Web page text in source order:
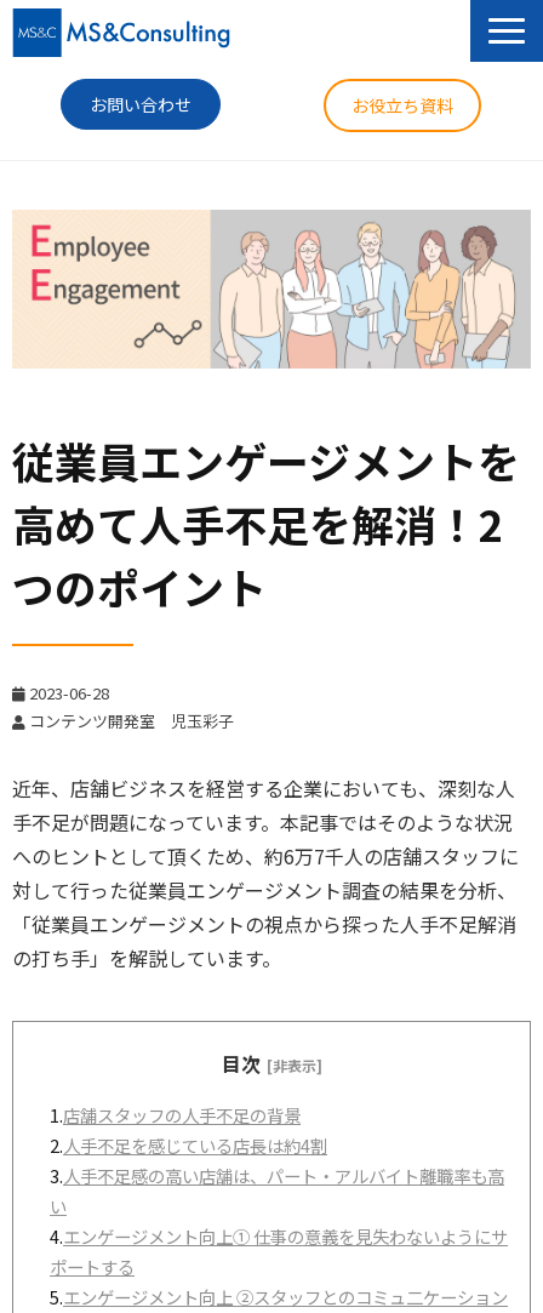
お問い合わせ お役立ち資料
セミナー
導入事例
企業情報
従業員エンゲージメントを
高めて人手不足を解消！2
つのポイント
2023-06-28
コンテンツ開発室 児玉彩子
近年、店舗ビジネスを経営する企業においても、深刻な人
手不足が問題になっています。本記事ではそのような状況
へのヒントとして頂くため、約6万7千人の店舗スタッフに
対して行った従業員エンゲージメント調査の結果を分析、
「従業員エンゲージメントの視点から探った人手不足解消
の打ち手」を解説しています。
目次 [非表示]
1.店舗スタッフの人手不足の背景
2.人手不足を感じている店長は約4割
3.人手不足感の高い店舗は、パート・アルバイト離職率も高
い
4.エンゲージメント向上① 仕事の意義を見失わないようにサ
ポートする
5.エンゲージメント向上 ②スタッフとのコミュ二ケーション